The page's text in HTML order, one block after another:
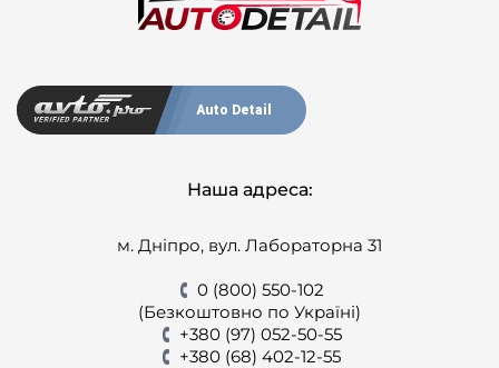
Auto Detail
Наша адреса:
м. Дніпро, вул. Лабораторна 31
0 (800) 550-102
(Безкоштовно по Україні)
+380 (97) 052-50-55
+380 (68) 402-12-55